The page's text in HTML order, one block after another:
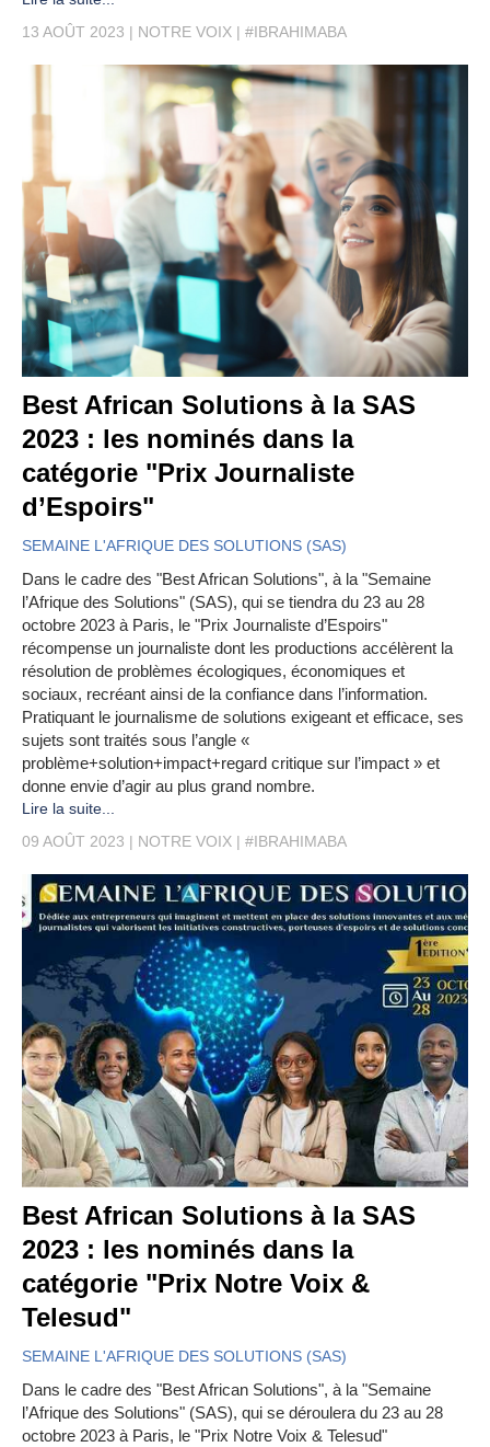
13 AOÛT 2023
NOTRE VOIX #IBRAHIMABA
Best African Solutions à la SAS
2023 : les nominés dans la
catégorie "Prix Journaliste
d’Espoirs"
SEMAINE L'AFRIQUE DES SOLUTIONS (SAS)
Dans le cadre des "Best African Solutions", à la "Semaine
l’Afrique des Solutions" (SAS), qui se tiendra du 23 au 28
octobre 2023 à Paris, le "Prix Journaliste d’Espoirs"
récompense un journaliste dont les productions accélèrent la
résolution de problèmes écologiques, économiques et
sociaux, recréant ainsi de la confiance dans l’information.
Pratiquant le journalisme de solutions exigeant et efficace, ses
sujets sont traités sous l’angle «
problème+solution+impact+regard critique sur l’impact » et
donne envie d’agir au plus grand nombre.
Lire la suite...
09 AOÛT 2023
NOTRE VOIX #IBRAHIMABA
Best African Solutions à la SAS
2023 : les nominés dans la
catégorie "Prix Notre Voix &
Telesud"
SEMAINE L'AFRIQUE DES SOLUTIONS (SAS)
Dans le cadre des "Best African Solutions", à la "Semaine
l’Afrique des Solutions" (SAS), qui se déroulera du 23 au 28
octobre 2023 à Paris, le "Prix Notre Voix & Telesud"